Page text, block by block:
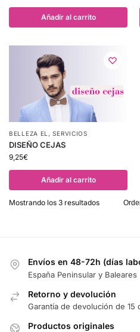
Añadir al carrito
BELLEZA EL,SERVICIOS
DISEÑO CEJAS
9,25€
Añadir al carrito
Mostrando los 3 resultados
Envíos en 48-72h (días
España Peninsular y Baleares
Retorno y devolución
Garantía de devolución de 15
Productos originales